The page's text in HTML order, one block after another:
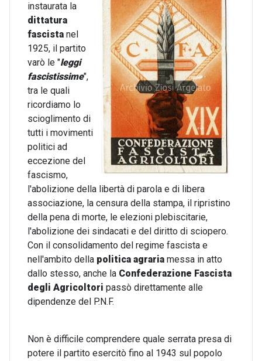
instaurata la
dittatura
fascista nel
1925, il partito
varò le "leggi
fascistissime",
tra le quali
ricordiamo lo
scioglimento di
tutti i movimenti
politici ad
eccezione del
fascismo,
l'abolizione della libertà di parola e di libera
associazione, la censura della stampa, il ripristino
della pena di morte, le elezioni plebiscitarie,
l'abolizione dei sindacati e del diritto di sciopero.
Con il consolidamento del regime fascista e
nell'ambito della politica agraria messa in atto
dallo stesso, anche la Confederazione Fascista
degli Agricoltori passò direttamente alle
dipendenze del P.N.F.
Non è difficile comprendere quale serrata presa di
potere il partito esercitò fino al 1943 sul popolo